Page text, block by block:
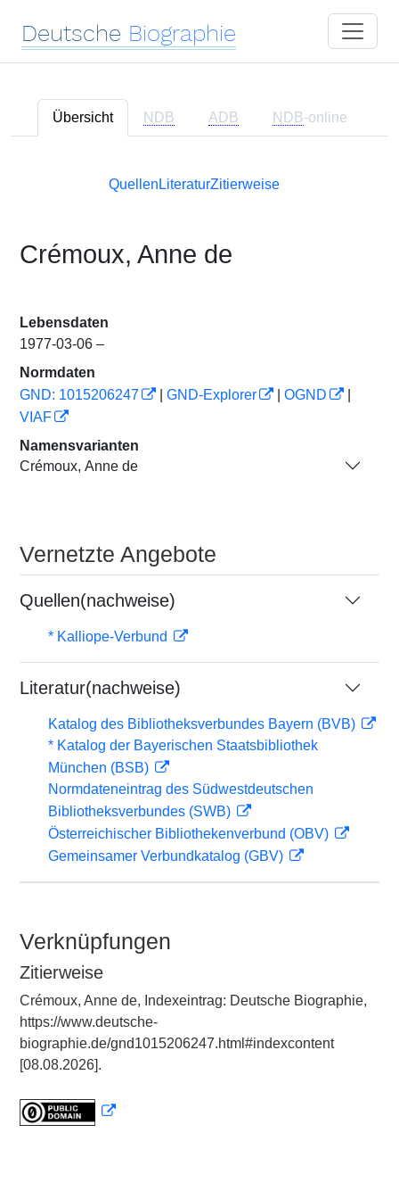
Deutsche Biographie
Übersicht NDB ADB NDB-online
Quellen LiteraturZitierweise
Crémoux, Anne de
Lebensdaten
1977-03-06 –
Normdaten
GND: 1015206247
GND-Explorer OGND
VIAF
Namensvarianten
Crémoux, Anne de
Vernetzte Angebote
Quellen(nachweise)
* Kalliope-Verbund
Literatur(nachweise)
Katalog des Bibliotheksverbundes Bayern (BVB)
* Katalog der Bayerischen Staatsbibliothek
München (BSB)
Normdateneintrag des Südwestdeutschen
Bibliotheksverbundes (SWB)
Österreichischer Bibliothekenverbund (OBV)
Gemeinsamer Verbundkatalog (GBV)
Verknüpfungen
Zitierweise
Crémoux, Anne de, Indexeintrag: Deutsche Biographie,
https://www.deutsche-
biographie.de/gnd1015206247.html#indexcontent
[08.08.2026].